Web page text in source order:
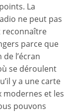
La
ne peut pas
reconnaître
parce que
l’écran
se déroulent
y a une carte
et les
pouvons